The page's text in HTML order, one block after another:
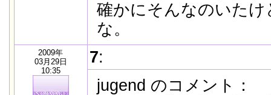
確かにそんなのいた
な。
2009年
03月29日
10:35
7:
jugend のコメント：